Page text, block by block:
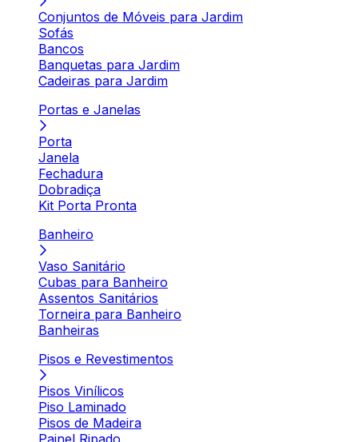
Conjuntos de Móveis para Jardim
Sofás
Bancos
Banquetas para Jardim
Cadeiras para Jardim
Portas e Janelas
Porta
Janela
Fechadura
Dobradiça
Kit Porta Pronta
Banheiro
Vaso Sanitário
Cubas para Banheiro
Assentos Sanitários
Torneira para Banheiro
Banheiras
Pisos e Revestimentos
Pisos Vinílicos
Piso Laminado
Pisos de Madeira
Painel Ripado